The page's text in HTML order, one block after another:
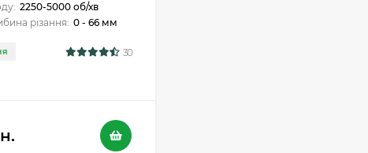
2250-5000 об/хв
різання: 0 - 66 мм
30